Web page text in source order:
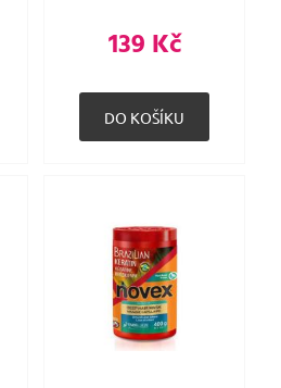
139 Kč